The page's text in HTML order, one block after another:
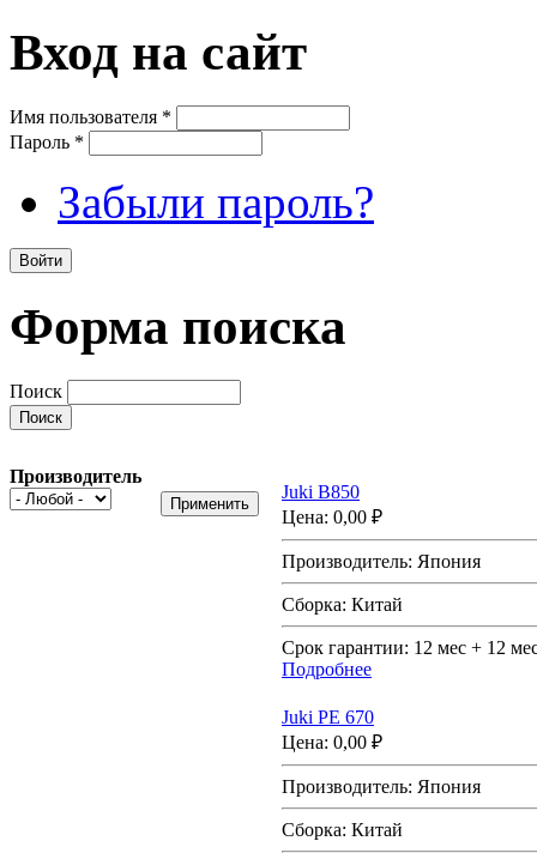
Вход на сайт
Имя пользователя *
Пароль *
Забыли пароль?
Форма поиска
Поиск
Производитель
Juki B850
Цена: 0,00 ₽
Производитель: Япония
Сборка: Китай
Срок гарантии: 12 мес + 12
Подробнее
Juki PE 670
Цена: 0,00 ₽
Производитель: Япония
Сборка: Китай